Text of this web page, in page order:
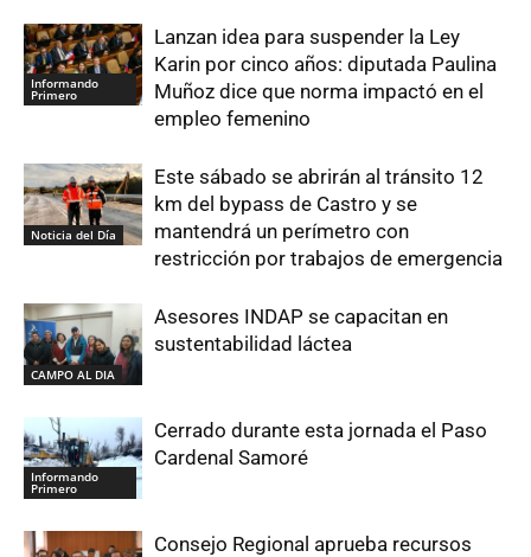
Informando
Primero
Lanzan idea para suspender la Ley
Karin por cinco años: diputada Paulina
Muñoz dice que norma impactó en el
empleo femenino
Noticia del Día
Este sábado se abrirán al tránsito 12
km del bypass de Castro y se
mantendrá un perímetro con
restricción por trabajos de emergencia
CAMPO AL DIA
Asesores INDAP se capacitan en
sustentabilidad láctea
Informando
Primero
Cerrado durante esta jornada el Paso
Cardenal Samoré
Consejo Regional aprueba recursos